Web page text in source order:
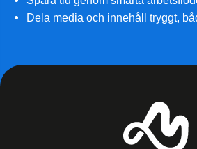
Dela media och innehåll tryggt,